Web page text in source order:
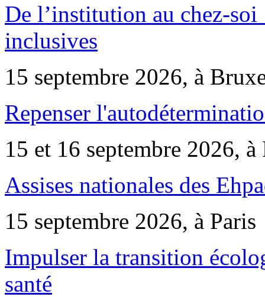
De l’institution au chez-
inclusives
15 septembre 2026, à
Repenser
15 et 16 septembre 2026, à
Assises nationales des
15 septembre 2026, à Paris
Impulser la transition
santé